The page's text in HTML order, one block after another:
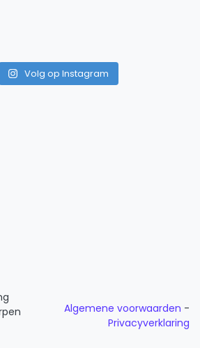
Volg op Instagram
Algemene voorwaarden -
Privacyverklaring